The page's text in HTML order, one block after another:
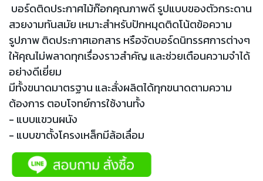
บอร์ดติดประกาศไม้ก๊อกคุณภาพดี รูปแบบของตัวกระดาน
สวยงามทันสมัย เหมาะสำหรับปักหมุดติดโน้ตข้อความ
รูปภาพ ติดประกาศเอกสาร หรือจัดบอร์ดนิทรรศการต่างๆ
ให้คุณไม่พลาดทุกเรื่องราวสำคัญ และช่วยเตือนความจำได้
อย่างดีเยี่ยม
มีทั้งขนาดมาตรฐาน และสั่งผลิตได้ทุกขนาดตามความ
ต้องการ ตอบโจทย์การใช้งานทั้ง
- แบบแขวนผนัง
- แบบขาตั้งโครงเหล็กมีล้อเลื่อม